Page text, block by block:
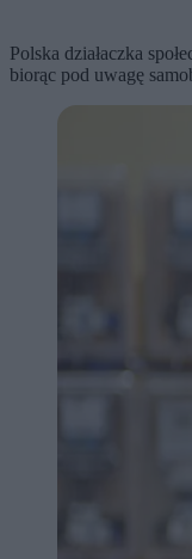
Polska działaczka
biorąc pod uwagę